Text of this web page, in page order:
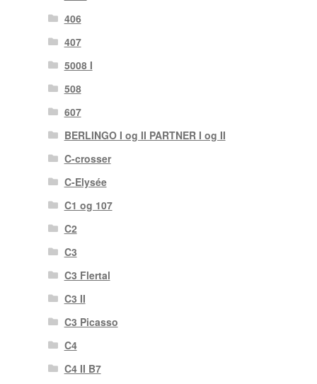
406
407
5008 I
508
607
BERLINGO I og II PARTNER I og II
C-crosser
C-Elysée
C1 og 107
C2
C3
C3 Flertal
C3 II
C3 Picasso
C4
C4 II B7